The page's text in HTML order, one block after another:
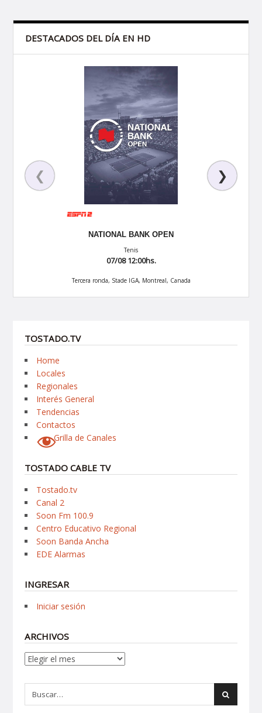
DESTACADOS DEL DÍA EN HD
❮
NATIONAL BANK OPEN
Tenis
07/08 12:00hs.
Tercera ronda, Stade IGA, Montreal, Canada
❯
TOSTADO.TV
Home
Locales
Regionales
Interés General
Tendencias
Contactos
Grilla de Canales
TOSTADO CABLE TV
Tostado.tv
Canal 2
Soon Fm 100.9
Centro Educativo Regional
Soon Banda Ancha
EDE Alarmas
INGRESAR
Iniciar sesión
ARCHIVOS
Archivos